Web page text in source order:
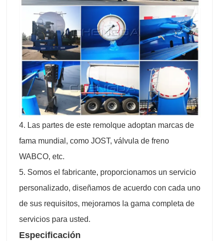
4. Las partes de este remolque adoptan marcas de
fama mundial, como JOST, válvula de freno
WABCO, etc.
5. Somos el fabricante, proporcionamos un servicio
personalizado, diseñamos de acuerdo con cada uno
de sus requisitos, mejoramos la gama completa de
servicios para usted.
Especificación